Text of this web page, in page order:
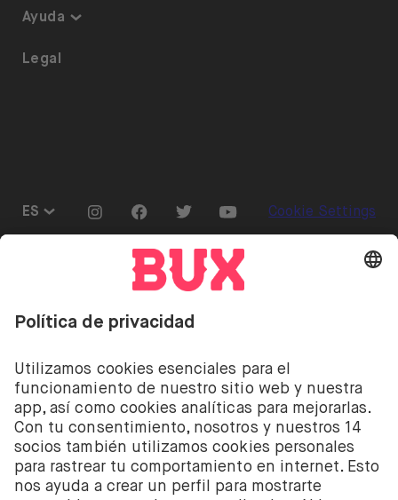
Calendario de dividendos
Garantía y Seguridad
Ayuda
Accesibilidad
Legal
ES
Abrir menú de idiomas
Go to "Instagram"
Go to "Facebook"
Go to "Twitter"
Go to "Youtube"
Cookie Settings
Invertir conlleva riesgos. Puedes perder tu depósito.
Invertir conlleva el riesgo de perder el dinero
ETF de BUX son proporcionados por la empresa
holandesa BUX B.V. BUX B.V. está registrada en la
Cámara de Comercio de Ámsterdam con el número
58403949. BUX B.V. está autorizada y regulada por la
Autoridad Financiera de los Mercados de los Países
Bajos (Autoriteit Financiële Markten – AFM).